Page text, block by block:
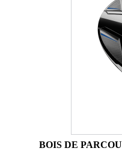
BOIS DE